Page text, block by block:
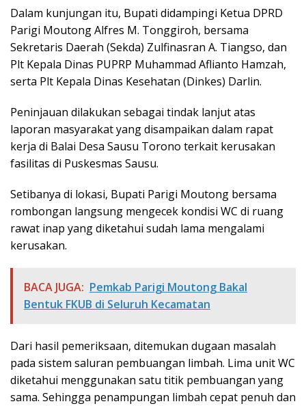
Dalam kunjungan itu, Bupati didampingi Ketua DPRD
Parigi Moutong Alfres M. Tonggiroh, bersama
Sekretaris Daerah (Sekda) Zulfinasran A. Tiangso, dan
Plt Kepala Dinas PUPRP Muhammad Aflianto Hamzah,
serta Plt Kepala Dinas Kesehatan (Dinkes) Darlin.
Peninjauan dilakukan sebagai tindak lanjut atas
laporan masyarakat yang disampaikan dalam rapat
kerja di Balai Desa Sausu Torono terkait kerusakan
fasilitas di Puskesmas Sausu.
Setibanya di lokasi, Bupati Parigi Moutong bersama
rombongan langsung mengecek kondisi WC di ruang
rawat inap yang diketahui sudah lama mengalami
kerusakan.
BACA JUGA: Pemkab Parigi Moutong Bakal
Bentuk FKUB di Seluruh Kecamatan
Dari hasil pemeriksaan, ditemukan dugaan masalah
pada sistem saluran pembuangan limbah. Lima unit WC
diketahui menggunakan satu titik pembuangan yang
sama. Sehingga penampungan limbah cepat penuh dan